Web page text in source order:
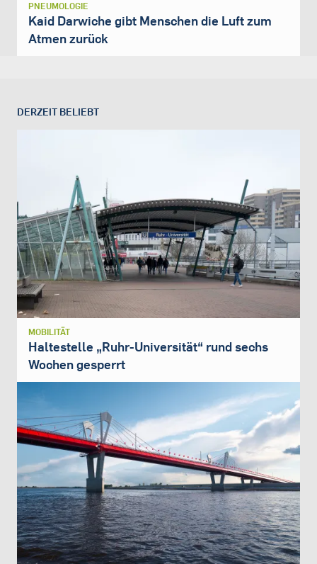
PNEUMOLOGIE
Kaid Darwiche gibt Menschen die Luft zum
Atmen zurück
DERZEIT BELIEBT
MOBILITÄT
Haltestelle „Ruhr-Universität“ rund sechs
Wochen gesperrt